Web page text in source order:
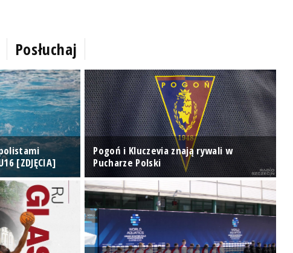
Posłuchaj
[ZDJĘCIA]
Pogoń i Kluczevia znają rywali w
Pucharze Polski